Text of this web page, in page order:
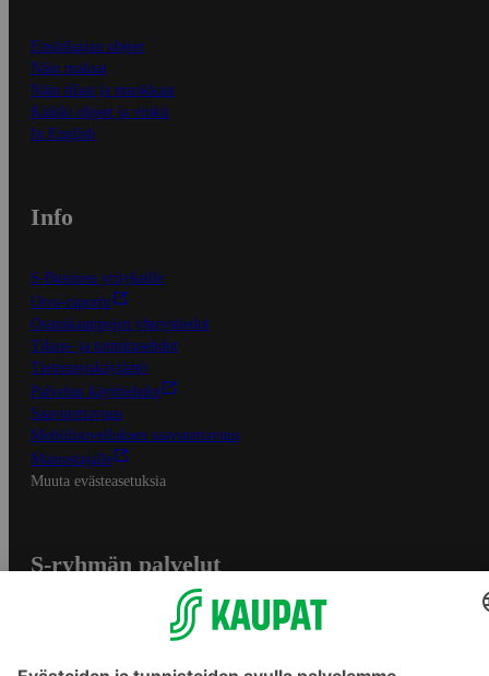
Ensitilaajan ohjeet
Näin maksat
Näin tilaat ja muokkaat
Kaikki ohjeet ja vinkit
In English
Info
S-Business yrityksille
Oiva-raportit
Osuuskauppojen yhteystiedot
Tilaus- ja toimitusehdot
Tietosuojakäytäntö
Palvelun käyttöehdot
Saavutettavuus
Mobiilisovelluksen saavutettavuus
Mainostajalle
Muuta evästeasetuksia
S-ryhmän palvelut